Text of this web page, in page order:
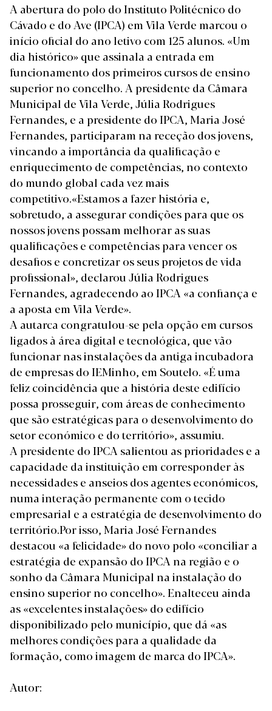
A abertura do polo do Instituto Politécnico do
Cávado e do Ave (IPCA) em Vila Verde marcou o
início oficial do ano letivo com 125 alunos. «Um
dia histórico» que assinala a entrada em
funcionamento dos primeiros cursos de ensino
superior no concelho. A presidente da Câmara
Municipal de Vila Verde, Júlia Rodrigues
Fernandes, e a presidente do IPCA, Maria José
Fernandes, participaram na receção dos jovens,
vincando a importância da qualificação e
enriquecimento de competências, no contexto
do mundo global cada vez mais
competitivo.«Estamos a fazer história e,
sobretudo, a assegurar condições para que os
nossos jovens possam melhorar as suas
qualificações e competências para vencer os
desafios e concretizar os seus projetos de vida
profissional», declarou Júlia Rodrigues
Fernandes, agradecendo ao IPCA «a confiança e
a aposta em Vila Verde».
A autarca congratulou-se pela opção em cursos
ligados à área digital e tecnológica, que vão
funcionar nas instalações da antiga incubadora
de empresas do IEMinho, em Soutelo. «É uma
feliz coincidência que a história deste edifício
possa prosseguir, com áreas de conhecimento
que são estratégicas para o desenvolvimento do
setor económico e do território», assumiu.
A presidente do IPCA salientou as prioridades e a
capacidade da instituição em corresponder às
necessidades e anseios dos agentes económicos,
numa interação permanente com o tecido
empresarial e a estratégia de desenvolvimento do
território.Por isso, Maria José Fernandes
destacou «a felicidade» do novo polo «conciliar a
estratégia de expansão do IPCA na região e o
sonho da Câmara Municipal na instalação do
ensino superior no concelho». Enalteceu ainda
as «excelentes instalações» do edifício
disponibilizado pelo município, que dá «as
melhores condições para a qualidade da
formação, como imagem de marca do IPCA».
Autor: